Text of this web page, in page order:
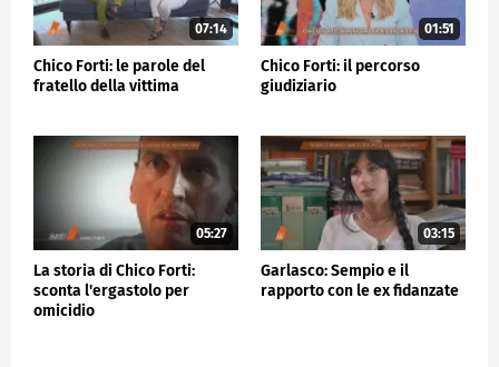
07:14
Chico Forti: le parole del
fratello della vittima
01:51
Chico Forti: il percorso
giudiziario
05:27
La storia di Chico Forti:
sconta l'ergastolo per
omicidio
03:15
Garlasco: Sempio e il
rapporto con le ex fidanzate